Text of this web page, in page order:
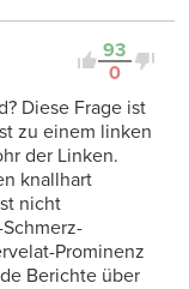
93
0
Diese Frage ist
zu einem linken
der Linken.
knallhart
nicht
Prominenz
Berichte über